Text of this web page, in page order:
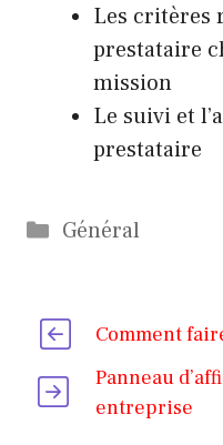
Les critères
prestataire
mission
Le suivi et
prestataire
Catégories
Général
Comment
Panneau
entreprise